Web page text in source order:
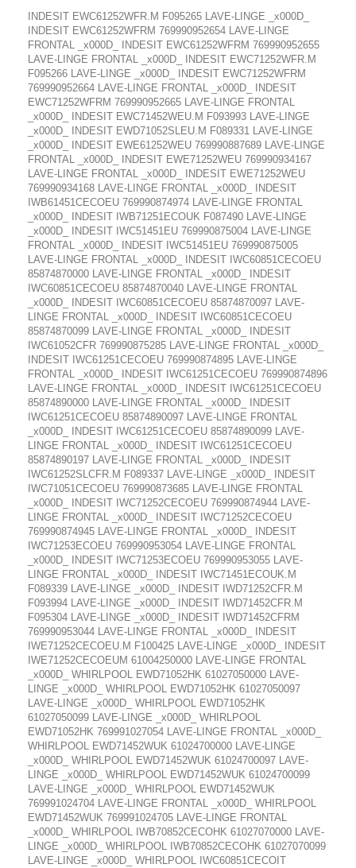
INDESIT EWC61252WFR.M F095265 LAVE-LINGE _x000D_
INDESIT EWC61252WFRM 769990952654 LAVE-LINGE
FRONTAL _x000D_ INDESIT EWC61252WFRM 769990952655
LAVE-LINGE FRONTAL _x000D_ INDESIT EWC71252WFR.M
F095266 LAVE-LINGE _x000D_ INDESIT EWC71252WFRM
769990952664 LAVE-LINGE FRONTAL _x000D_ INDESIT
EWC71252WFRM 769990952665 LAVE-LINGE FRONTAL
_x000D_ INDESIT EWC71452WEU.M F093993 LAVE-LINGE
_x000D_ INDESIT EWD71052SLEU.M F089331 LAVE-LINGE
_x000D_ INDESIT EWE61252WEU 769990887689 LAVE-LINGE
FRONTAL _x000D_ INDESIT EWE71252WEU 769990934167
LAVE-LINGE FRONTAL _x000D_ INDESIT EWE71252WEU
769990934168 LAVE-LINGE FRONTAL _x000D_ INDESIT
IWB61451CECOEU 769990874974 LAVE-LINGE FRONTAL
_x000D_ INDESIT IWB71251ECOUK F087490 LAVE-LINGE
_x000D_ INDESIT IWC51451EU 769990875004 LAVE-LINGE
FRONTAL _x000D_ INDESIT IWC51451EU 769990875005
LAVE-LINGE FRONTAL _x000D_ INDESIT IWC60851CECOEU
85874870000 LAVE-LINGE FRONTAL _x000D_ INDESIT
IWC60851CECOEU 85874870040 LAVE-LINGE FRONTAL
_x000D_ INDESIT IWC60851CECOEU 85874870097 LAVE-
LINGE FRONTAL _x000D_ INDESIT IWC60851CECOEU
85874870099 LAVE-LINGE FRONTAL _x000D_ INDESIT
IWC61052CFR 769990875285 LAVE-LINGE FRONTAL _x000D_
INDESIT IWC61251CECOEU 769990874895 LAVE-LINGE
FRONTAL _x000D_ INDESIT IWC61251CECOEU 769990874896
LAVE-LINGE FRONTAL _x000D_ INDESIT IWC61251CECOEU
85874890000 LAVE-LINGE FRONTAL _x000D_ INDESIT
IWC61251CECOEU 85874890097 LAVE-LINGE FRONTAL
_x000D_ INDESIT IWC61251CECOEU 85874890099 LAVE-
LINGE FRONTAL _x000D_ INDESIT IWC61251CECOEU
85874890197 LAVE-LINGE FRONTAL _x000D_ INDESIT
IWC61252SLCFR.M F089337 LAVE-LINGE _x000D_ INDESIT
IWC71051CECOEU 769990873685 LAVE-LINGE FRONTAL
_x000D_ INDESIT IWC71252CECOEU 769990874944 LAVE-
LINGE FRONTAL _x000D_ INDESIT IWC71252CECOEU
769990874945 LAVE-LINGE FRONTAL _x000D_ INDESIT
IWC71253ECOEU 769990953054 LAVE-LINGE FRONTAL
_x000D_ INDESIT IWC71253ECOEU 769990953055 LAVE-
LINGE FRONTAL _x000D_ INDESIT IWC71451ECOUK.M
F089339 LAVE-LINGE _x000D_ INDESIT IWD71252CFR.M
F093994 LAVE-LINGE _x000D_ INDESIT IWD71452CFR.M
F095304 LAVE-LINGE _x000D_ INDESIT IWD71452CFRM
769990953044 LAVE-LINGE FRONTAL _x000D_ INDESIT
IWE71252CECOEU.M F100425 LAVE-LINGE _x000D_ INDESIT
IWE71252CECOEUM 61004250000 LAVE-LINGE FRONTAL
_x000D_ WHIRLPOOL EWD71052HK 61027050000 LAVE-
LINGE _x000D_ WHIRLPOOL EWD71052HK 61027050097
LAVE-LINGE _x000D_ WHIRLPOOL EWD71052HK
61027050099 LAVE-LINGE _x000D_ WHIRLPOOL
EWD71052HK 769991027054 LAVE-LINGE FRONTAL _x000D_
WHIRLPOOL EWD71452WUK 61024700000 LAVE-LINGE
_x000D_ WHIRLPOOL EWD71452WUK 61024700097 LAVE-
LINGE _x000D_ WHIRLPOOL EWD71452WUK 61024700099
LAVE-LINGE _x000D_ WHIRLPOOL EWD71452WUK
769991024704 LAVE-LINGE FRONTAL _x000D_ WHIRLPOOL
EWD71452WUK 769991024705 LAVE-LINGE FRONTAL
_x000D_ WHIRLPOOL IWB70852CECOHK 61027070000 LAVE-
LINGE _x000D_ WHIRLPOOL IWB70852CECOHK 61027070099
LAVE-LINGE _x000D_ WHIRLPOOL IWC60851CECOIT